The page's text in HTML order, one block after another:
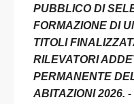
PUBBLICO DI
FORMAZIONE DI
TITOLI
RILEVATORI
PERMANENTE
ABITAZIONI 2026.